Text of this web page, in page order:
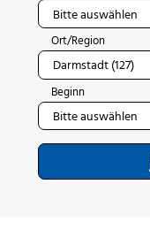
Ort/Region
Beginn